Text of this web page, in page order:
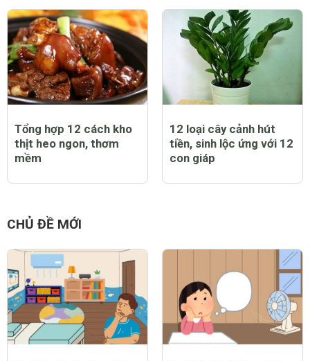
Tổng hợp 12 cách kho
thịt heo ngon, thơm
mềm
12 loại cây cảnh hút
tiền, sinh lộc ứng với 12
con giáp
CHỦ ĐỀ MỚI